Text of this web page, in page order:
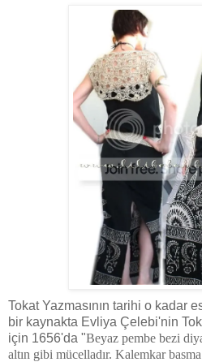
Tokat Yazmasının tarihi o kadar
bir kaynakta Evliya Çelebi'nin
için 1656'da "Beyaz pembe bezi
altın gibi mücelladır. Kalemkar